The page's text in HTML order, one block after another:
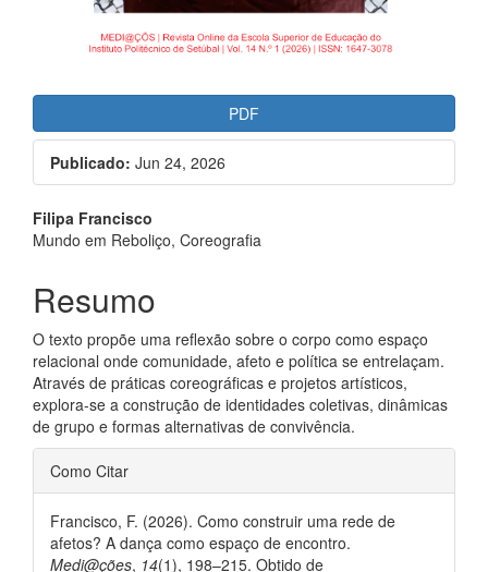
PDF
Publicado: Jun 24, 2026
Filipa Francisco
Mundo em Reboliço, Coreografia
Resumo
O texto propõe uma reflexão sobre o corpo como espaço
relacional onde comunidade, afeto e política se entrelaçam.
Através de práticas coreográficas e projetos artísticos,
explora-se a construção de identidades coletivas, dinâmicas
de grupo e formas alternativas de convivência.
Como Citar
Francisco, F. (2026). Como construir uma rede de
afetos? A dança como espaço de encontro.
Medi@ções, 14(1), 198–215. Obtido de